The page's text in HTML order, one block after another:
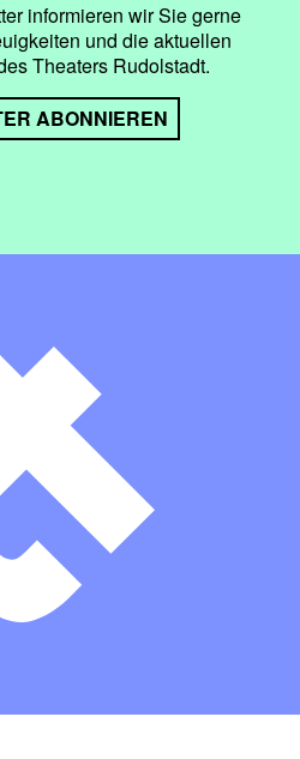
informieren wir Sie gerne
und die aktuellen
Theaters Rudolstadt.
ABONNIEREN